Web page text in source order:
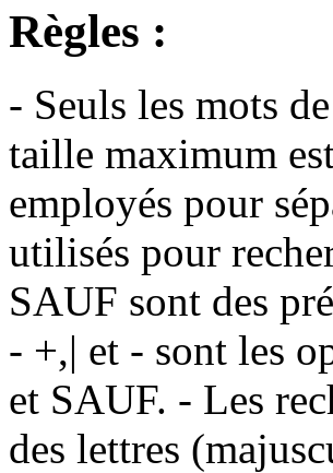
Règles :
- Seuls les mots
taille maximum
employés pour
utilisés pour
SAUF sont des
- +,| et - sont les
et SAUF. - Les
des lettres